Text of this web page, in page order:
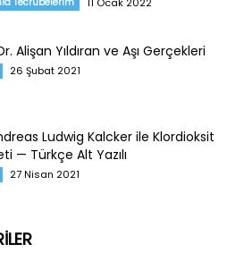
11 Ocak 2022
Alişan Yıldıran ve Aşı Gerçekleri
26 Şubat 2021
Ludwig Kalcker ile Klordioksit
— Türkçe Alt Yazılı
27 Nisan 2021